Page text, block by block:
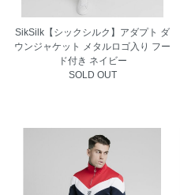
SikSilk【シックシルク】アダプト ダ
ウンジャケット メタルロゴ入り フー
ド付き ネイビー
SOLD OUT